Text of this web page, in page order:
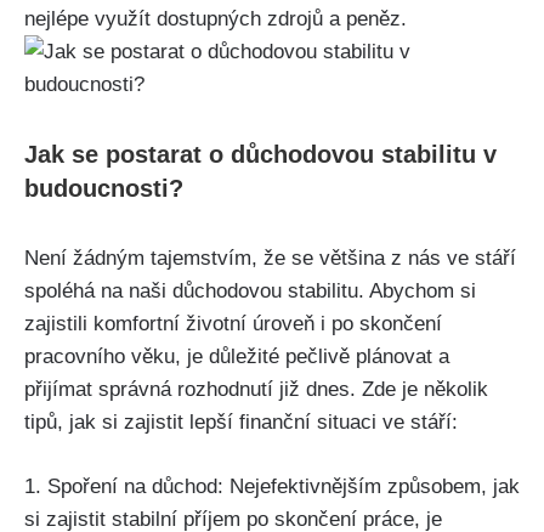
nejlépe využít dostupných zdrojů a peněz.
Jak se postarat o důchodovou stabilitu v
budoucnosti?
Není žádným tajemstvím, že se většina z nás ve stáří
spoléhá na naši důchodovou stabilitu. Abychom si
zajistili komfortní životní úroveň i po skončení
pracovního věku, je důležité pečlivě plánovat a
přijímat správná rozhodnutí již dnes. Zde je několik
tipů, jak si zajistit lepší finanční situaci ve stáří:
1. Spoření na důchod: Nejefektivnějším způsobem, jak
si zajistit stabilní příjem po skončení práce, je